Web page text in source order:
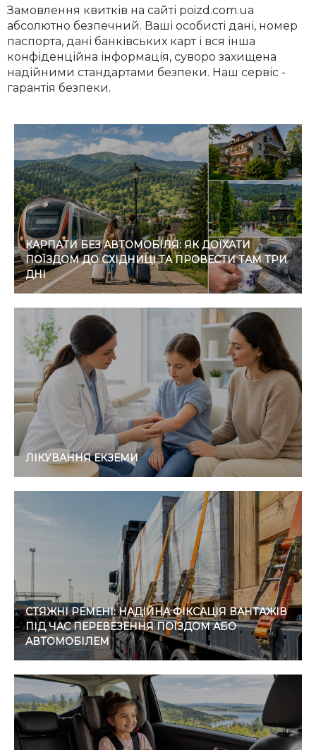
Замовлення квитків на сайті poizd.com.ua
абсолютно безпечний. Ваші особисті дані, номер
паспорта, дані банківських карт і вся інша
конфіденційна інформація, суворо захищена
надійними стандартами безпеки. Наш сервіс -
гарантія безпеки.
КАРПАТИ БЕЗ АВТОМОБІЛЯ: ЯК ДОЇХАТИ
ПОЇЗДОМ ДО СХІДНИЦІ ТА ПРОВЕСТИ ТАМ ТРИ
ДНІ
ЛІКУВАННЯ ЕКЗЕМИ
СТЯЖНІ РЕМЕНІ: НАДІЙНА ФІКСАЦІЯ ВАНТАЖІВ
ПІД ЧАС ПЕРЕВЕЗЕННЯ ПОЇЗДОМ АБО
АВТОМОБІЛЕМ